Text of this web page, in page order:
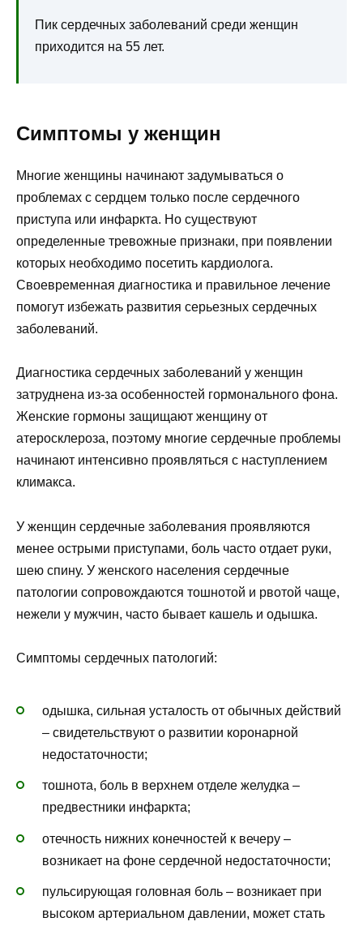
Пик сердечных заболеваний среди женщин
приходится на 55 лет.
Симптомы у женщин
Многие женщины начинают задумываться о
проблемах с сердцем только после сердечного
приступа или инфаркта. Но существуют
определенные тревожные признаки, при появлении
которых необходимо посетить кардиолога.
Своевременная диагностика и правильное лечение
помогут избежать развития серьезных сердечных
заболеваний.
Диагностика сердечных заболеваний у женщин
затруднена из-за особенностей гормонального фона.
Женские гормоны защищают женщину от
атеросклероза, поэтому многие сердечные проблемы
начинают интенсивно проявляться с наступлением
климакса.
У женщин сердечные заболевания проявляются
менее острыми приступами, боль часто отдает руки,
шею спину. У женского населения сердечные
патологии сопровождаются тошнотой и рвотой чаще,
нежели у мужчин, часто бывает кашель и одышка.
Симптомы сердечных патологий:
одышка, сильная усталость от обычных действий
– свидетельствуют о развитии коронарной
недостаточности;
тошнота, боль в верхнем отделе желудка –
предвестники инфаркта;
отечность нижних конечностей к вечеру –
возникает на фоне сердечной недостаточности;
пульсирующая головная боль – возникает при
высоком артериальном давлении, может стать